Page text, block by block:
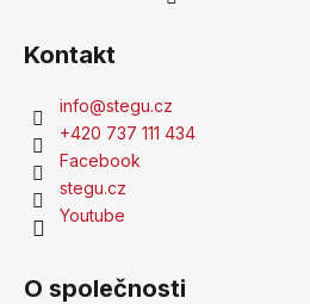
Kontakt
info@stegu.cz
+420 737 111 434
Facebook
stegu.cz
Youtube
O společnosti